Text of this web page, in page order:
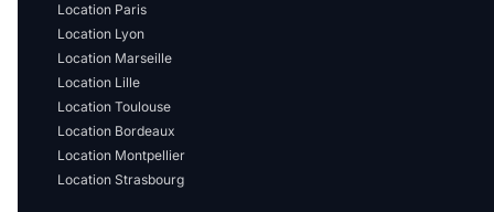
Sélectionner...
Équipements des parties
communes
Location Paris
Location Lyon
Location Marseille
Location Lille
Location Toulouse
Location Bordeaux
Location Montpellier
Location Strasbourg